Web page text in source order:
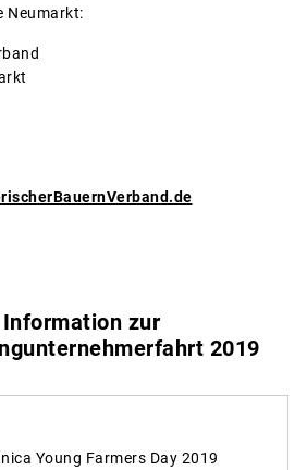
Neumarkt:
zur
2019
Young Farmers Day 2019